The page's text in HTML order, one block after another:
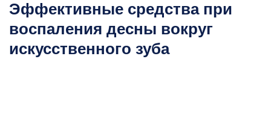
Эффективные средства при
воспаления десны вокруг
искусственного зуба